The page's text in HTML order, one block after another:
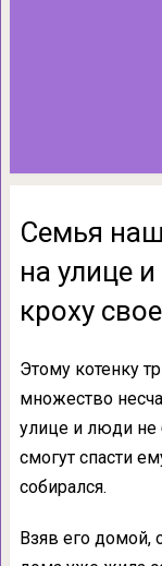
Семья
на улице
кроху
Этому котенку
множество
улице и люди
смогут спасти
собирался.
Взяв его домой,